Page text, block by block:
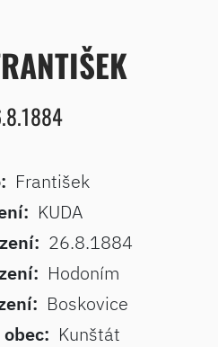
František
KUDA
26.8.1884
Hodoním
Boskovice
Kunštát